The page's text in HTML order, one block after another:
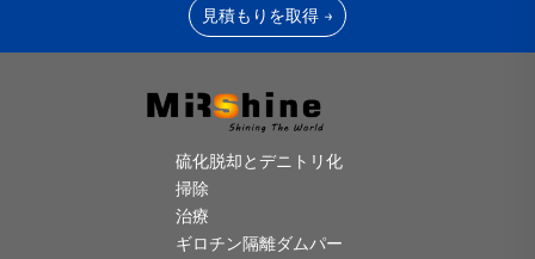
見積もりを取得 →
硫化脱却とデニトリ化
掃除
治療
ギロチン隔離ダムパー